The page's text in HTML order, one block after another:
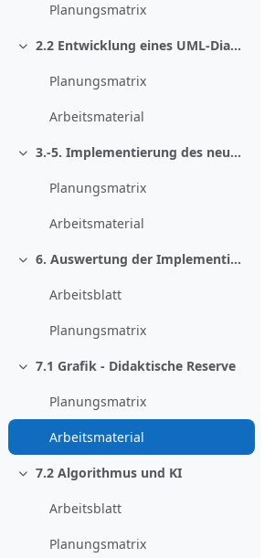
Planungsmatrix
Einklappen 2.2 Entwicklung eines UML-Diagramms
Planungsmatrix
Arbeitsmaterial
Einklappen 3.-5. Implementierung des neuronalen Netzes
Planungsmatrix
Arbeitsmaterial
Einklappen 6. Auswertung der Implementierung
Arbeitsblatt
Planungsmatrix
Einklappen
7.1 Grafik - Didaktische Reserve
Planungsmatrix
Arbeitsmaterial
Einklappen
7.2 Algorithmus und KI
Arbeitsblatt
Planungsmatrix